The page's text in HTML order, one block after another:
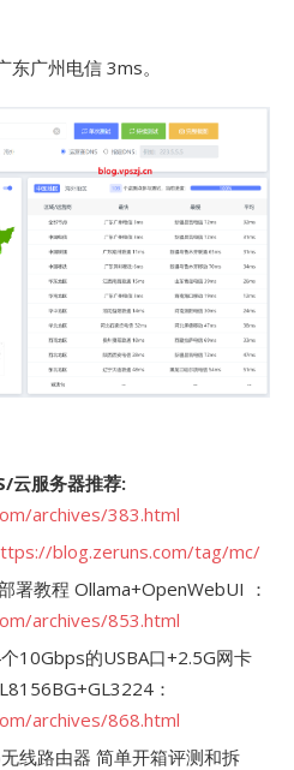
广州电信 3ms。
云服务器推荐:
archives/383.html
blog.zeruns.com/tag/mc/
署教程 Ollama+OpenWebUI ：
archives/853.html
10Gbps的USBA口+2.5G网卡
：
archives/868.html
线路由器 简单开箱评测和拆